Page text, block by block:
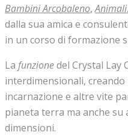
Bambini Arcobaleno,Animali,
dalla sua amica e
in un corso di formazione
La funzionedel Crystal Lay
interdimensionali,
incarnazione e altre vite
pianeta terra ma anche
dimensioni.